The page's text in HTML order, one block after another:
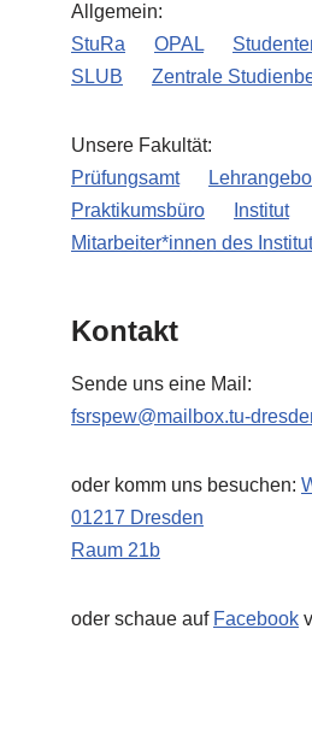
Allgemein:
StuRa
OPAL
SLUB
Zentrale
Unsere Fakultät:
Prüfungsamt
Praktikumsbüro
Institut
Mitarbeiter*innen des
Kontakt
Sende uns eine Mail:
fsrspew@mailbox.tu-
oder komm uns besuchen:
01217 Dresden
Raum 21b
oder schaue auf Facebook